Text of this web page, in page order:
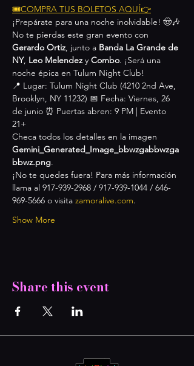
🎟️COMPRA TUS BOLETOS AQUÍ👉
¡Prepárate para una noche inolvidable! 🤠🎶
No te pierdas este gran evento con
Gerardo Ortiz, junto a Banda La Grande de
NY, Leo Melendez y Combo. ¡Será una
noche épica en Tulum Night Club!
📍 Lugar: Tulum Night Club (4210 2nd Ave,
Brooklyn, NY 11232) 📅 Fecha: Viernes, 26
de junio ⏰ Puertas abren: 9 PM | Evento
21+
Checa todos los detalles en la imagen
Gemini_Generated_Image_bbwzgabbwzga
bbwz.png.
¡No te quedes fuera! Para más información
llama al 917-939-2968 / 917-939-1044 / 646-
969-5666 o visita zamoralive.com.
Show More
Share this event